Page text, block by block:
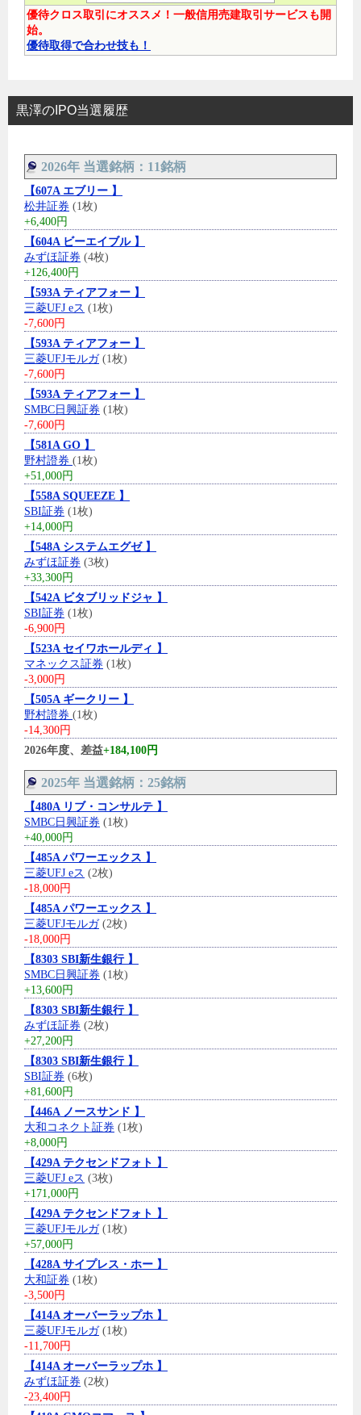
優待クロス取引にオススメ！一般信用売建取引サービスも開
始。
優待取得で合わせ技も！
黒澤のIPO当選履歴
2026年 当選銘柄：11銘柄
【607A エブリー 】
松井証券 (1枚)
+6,400円
【604A ビーエイブル 】
みずほ証券 (4枚)
+126,400円
【593A ティアフォー 】
三菱UFJ eス (1枚)
-7,600円
【593A ティアフォー 】
三菱UFJモルガ(1枚)
-7,600円
【593A ティアフォー 】
SMBC日興証券 (1枚)
-7,600円
【581A GO 】
野村證券 (1枚)
+51,000円
【558A SQUEEZE 】
SBI証券 (1枚)
+14,000円
【548A システムエグゼ 】
みずほ証券 (3枚)
+33,300円
【542A ビタブリッドジャ 】
SBI証券 (1枚)
-6,900円
【523A セイワホールディ 】
マネックス証券 (1枚)
-3,000円
【505A ギークリー 】
野村證券 (1枚)
-14,300円
2026年度、差益+184,100円
2025年 当選銘柄：25銘柄
【480A リブ・コンサルテ 】
SMBC日興証券 (1枚)
+40,000円
【485A パワーエックス 】
三菱UFJ eス (2枚)
-18,000円
【485A パワーエックス 】
三菱UFJモルガ(2枚)
-18,000円
【8303 SBI新生銀行 】
SMBC日興証券 (1枚)
+13,600円
【8303 SBI新生銀行 】
みずほ証券 (2枚)
+27,200円
【8303 SBI新生銀行 】
SBI証券 (6枚)
+81,600円
【446A ノースサンド 】
大和コネクト証券 (1枚)
+8,000円
【429A テクセンドフォト 】
三菱UFJ eス (3枚)
+171,000円
【429A テクセンドフォト 】
三菱UFJモルガ(1枚)
+57,000円
【428A サイプレス・ホー 】
大和証券 (1枚)
-3,500円
【414A オーバーラップホ 】
三菱UFJモルガ(1枚)
-11,700円
【414A オーバーラップホ 】
みずほ証券 (2枚)
-23,400円